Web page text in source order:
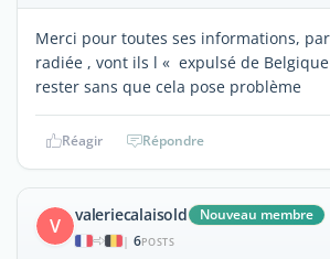
Merci pour toutes ses informations,
radiée , vont ils l « expulsé de
rester sans que cela pose problème
Réagir Répondre
V valeriecalaisold Nouveau membre
| 6POSTS